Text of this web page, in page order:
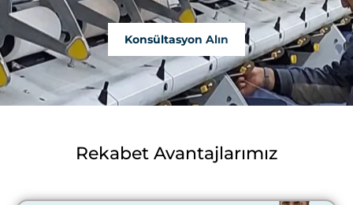
Konsültasyon Alın
Rekabet Avantajlarımız